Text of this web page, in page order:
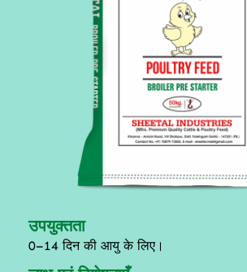
उपयुक्तता
0–14 दिन की आयु के लिए।